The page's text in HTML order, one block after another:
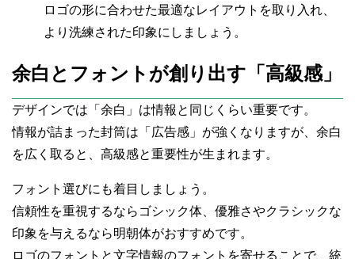
ロゴの形に合わせた最適なレイアウトを取り入れ、
より洗練された印象にしましょう。
余白とフォントが創り出す「高級感」
デザインでは「余白」は情報と同じくらい重要です。
情報が詰まった封筒は「広告感」が強くなりますが、余白
を広く取ると、高級感と重要性が生まれます。
フォント選びにも着目しましょう。
信頼性を重視するならゴシック体、優雅さやクラシックな
印象を与えるなら明朝体がおすすめです。
ロゴのフォントと文字情報のフォントを寄せることで、統